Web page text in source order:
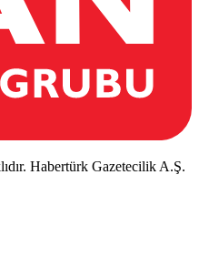
Habertürk Gazetecilik A.Ş.